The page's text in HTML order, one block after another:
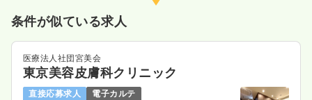
気になる
ICU系正看護師 一般病院
条件が似ている求人
医療法人社団宮美会
東京美容皮膚科クリニック
直接応募求人
電子カルテ